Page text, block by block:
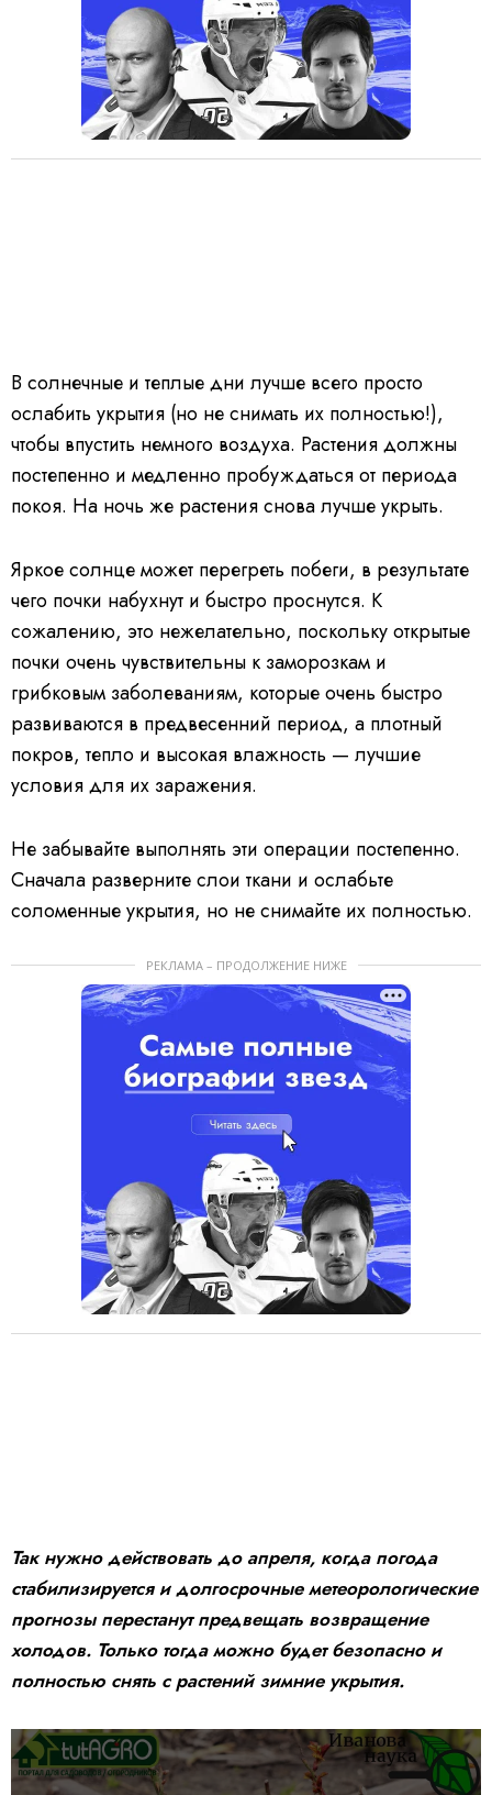
В солнечные и теплые дни лучше всего просто
ослабить укрытия (но не снимать их полностью!),
чтобы впустить немного воздуха. Растения должны
постепенно и медленно пробуждаться от периода
покоя. На ночь же растения снова лучше укрыть.
Яркое солнце может перегреть побеги, в результате
чего почки набухнут и быстро проснутся. К
сожалению, это нежелательно, поскольку открытые
почки очень чувствительны к заморозкам и
грибковым заболеваниям, которые очень быстро
развиваются в предвесенний период, а плотный
покров, тепло и высокая влажность — лучшие
условия для их заражения.
Не забывайте выполнять эти операции постепенно.
Сначала разверните слои ткани и ослабьте
соломенные укрытия, но не снимайте их полностью.
РЕКЛАМА – ПРОДОЛЖЕНИЕ НИЖЕ
Так нужно действовать до апреля, когда погода
стабилизируется и долгосрочные метеорологические
прогнозы перестанут предвещать возвращение
холодов. Только тогда можно будет безопасно и
полностью снять с растений зимние укрытия.